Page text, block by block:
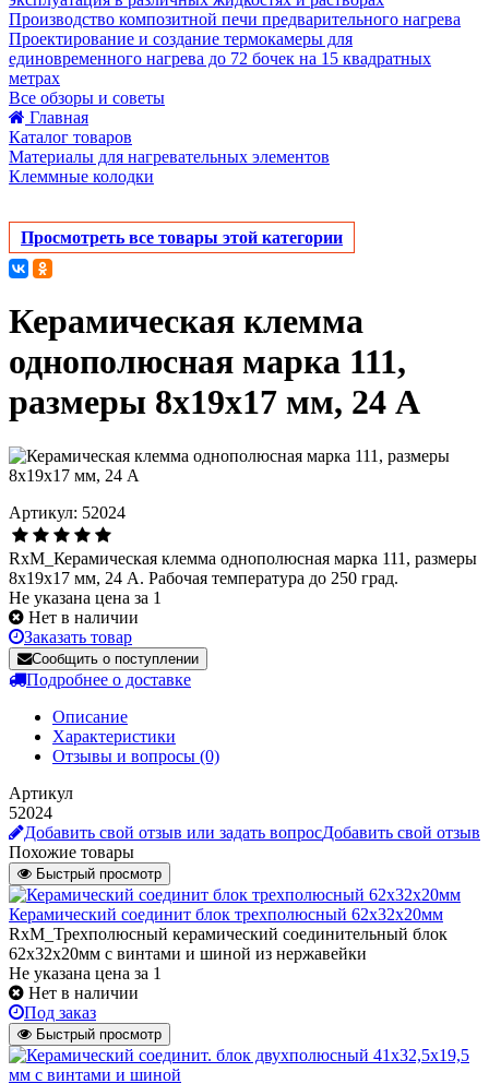
Производство композитной печи предварительного нагрева
Проектирование и создание термокамеры для
единовременного нагрева до 72 бочек на 15 квадратных
метрах
Все обзоры и советы
Главная
Каталог товаров
Материалы для нагревательных элементов
Клеммные колодки
Просмотреть все товары этой категории
Керамическая клемма
однополюсная марка 111,
размеры 8х19х17 мм, 24 А
Артикул: 52024
RxM_Керамическая клемма однополюсная марка 111, размеры
8х19х17 мм, 24 А. Рабочая температура до 250 град.
Не указана цена за 1
Нет в наличии
Заказать товар
Сообщить о поступлении
Подробнее о доставке
Описание
Характеристики
Отзывы и вопросы (0)
Артикул
52024
Добавить свой отзыв или задать вопросДобавить свой отзыв
Похожие товары
Быстрый просмотр
Керамический соединит блок трехполюсный 62х32х20мм
RxM_Трехполюсный керамический соединительный блок
62х32х20мм с винтами и шиной из нержавейки
Не указана цена за 1
Нет в наличии
Под заказ
Быстрый просмотр